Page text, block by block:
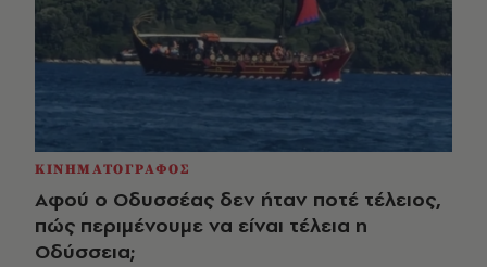
ΚΙΝΗΜΑΤΟΓΡΑΦΟΣ
Αφού ο Οδυσσέας δεν ήταν ποτέ τέλειος,
πώς περιμένουμε να είναι τέλεια η
Οδύσσεια;